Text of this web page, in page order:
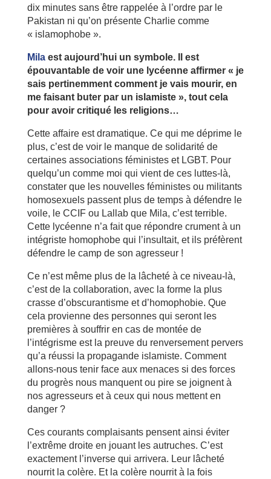
dix minutes sans être rappelée à l’ordre par le
Pakistan ni qu’on présente Charlie comme
« islamophobe ».
Milaest aujourd’hui un symbole. Il est
épouvantable de voir une lycéenne affirmer « je
sais pertinemment comment je vais mourir, en
me faisant buter par un islamiste », tout cela
pour avoir critiqué les religions…
Cette affaire est dramatique. Ce qui me déprime le
plus, c’est de voir le manque de solidarité de
certaines associations féministes et LGBT. Pour
quelqu’un comme moi qui vient de ces luttes-là,
constater que les nouvelles féministes ou militants
homosexuels passent plus de temps à défendre le
voile, le CCIF ou Lallab que Mila, c’est terrible.
Cette lycéenne n’a fait que répondre crument à un
intégriste homophobe qui l’insultait, et ils préfèrent
défendre le camp de son agresseur !
Ce n’est même plus de la lâcheté à ce niveau-là,
c’est de la collaboration, avec la forme la plus
crasse d’obscurantisme et d’homophobie. Que
cela provienne des personnes qui seront les
premières à souffrir en cas de montée de
l’intégrisme est la preuve du renversement pervers
qu’a réussi la propagande islamiste. Comment
allons-nous tenir face aux menaces si des forces
du progrès nous manquent ou pire se joignent à
nos agresseurs et à ceux qui nous mettent en
danger ?
Ces courants complaisants pensent ainsi éviter
l’extrême droite en jouant les autruches. C’est
exactement l’inverse qui arrivera. Leur lâcheté
nourrit la colère. Et la colère nourrit à la fois